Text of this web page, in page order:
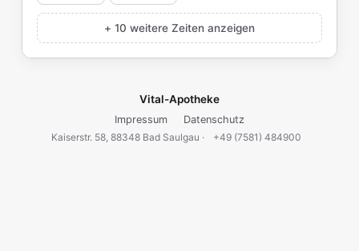
+ 10 weitere Zeiten anzeigen
Vital-Apotheke
Impressum
Datenschutz
Kaiserstr. 58, 88348 Bad Saulgau ·
+49 (7581) 484900